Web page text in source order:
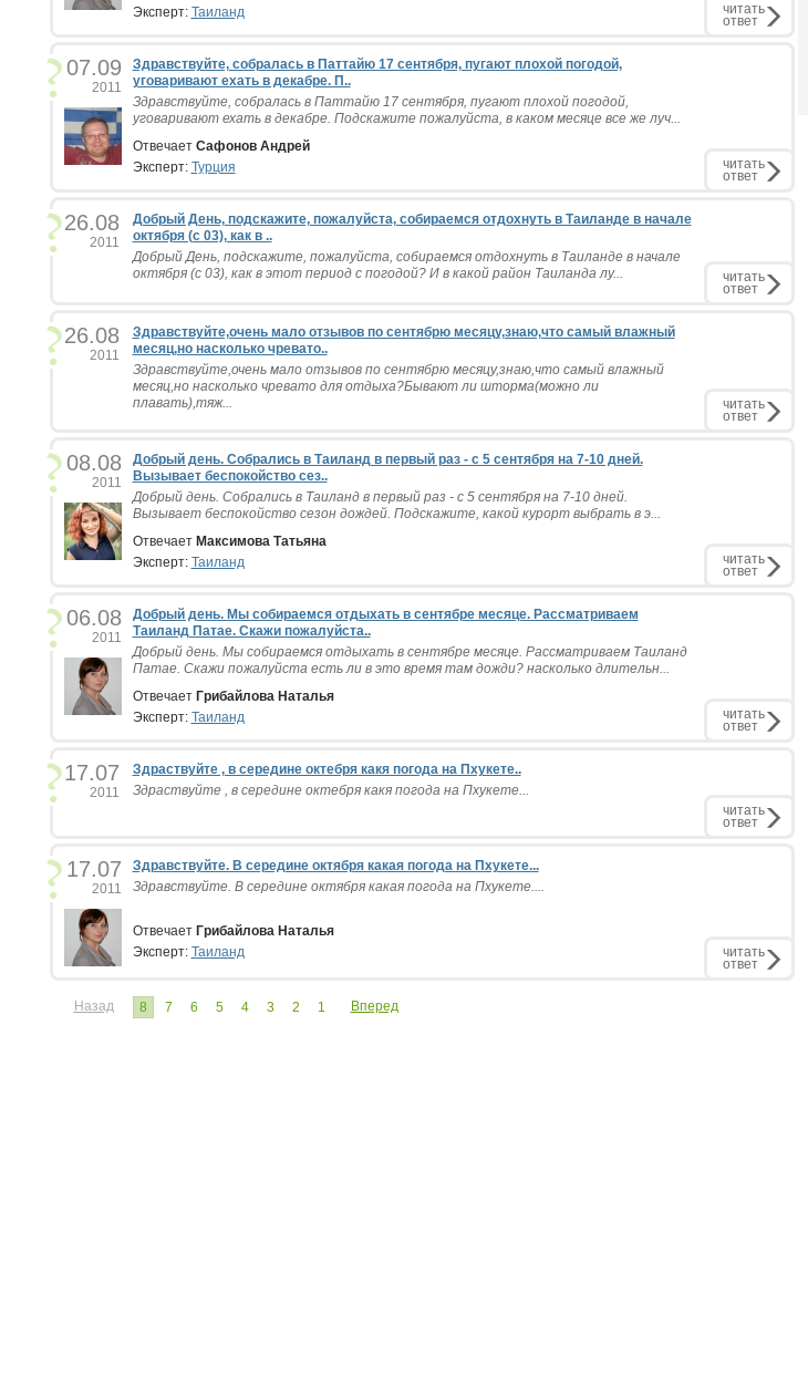
Эксперт: Таиланд читать
ответ
07.09
2011
Здравствуйте, собралась в Паттайю 17 сентября, пугают плохой погодой,
уговаривают ехать в декабре. П..
Здравствуйте, собралась в Паттайю 17 сентября, пугают плохой погодой,
уговаривают ехать в декабре. Подскажите пожалуйста, в каком месяце все же луч...
Отвечает Сафонов Андрей
Эксперт: Турция читать
ответ
26.08
2011
Добрый День, подскажите, пожалуйста, собираемся отдохнуть в Таиланде в начале
октября (с 03), как в ..
Добрый День, подскажите, пожалуйста, собираемся отдохнуть в Таиланде в начале
октября (с 03), как в этот период с погодой? И в какой район Таиланда лу...
читать
ответ
26.08
2011
Здравствуйте,очень мало отзывов по сентябрю месяцу,знаю,что самый влажный
месяц,но насколько чревато..
Здравствуйте,очень мало отзывов по сентябрю месяцу,знаю,что самый влажный
месяц,но насколько чревато для отдыха?Бывают ли шторма(можно ли
плавать),тяж...
читать
ответ
08.08
2011
Добрый день. Собрались в Таиланд в первый раз - с 5 сентября на 7-10 дней.
Вызывает беспокойство сез..
Добрый день. Собрались в Таиланд в первый раз - с 5 сентября на 7-10 дней.
Вызывает беспокойство сезон дождей. Подскажите, какой курорт выбрать в э...
Отвечает Максимова Татьяна
Эксперт: Таиланд читать
ответ
06.08
2011
Добрый день. Мы собираемся отдыхать в сентябре месяце. Рассматриваем
Таиланд Патае. Скажи пожалуйста..
Добрый день. Мы собираемся отдыхать в сентябре месяце. Рассматриваем Таиланд
Патае. Скажи пожалуйста есть ли в это время там дожди? насколько длительн...
Отвечает Грибайлова Наталья
Эксперт: Таиланд читать
ответ
17.07
2011
Здраствуйте , в середине октебря какя погода на Пхукете..
Здраствуйте , в середине октебря какя погода на Пхукете...
читать
ответ
17.07
2011
Здравствуйте. В середине октября какая погода на Пхукете...
Здравствуйте. В середине октября какая погода на Пхукете....
Отвечает Грибайлова Наталья
Эксперт: Таиланд читать
ответ
Назад 8 7 6 5 4 3 2 1 Вперед